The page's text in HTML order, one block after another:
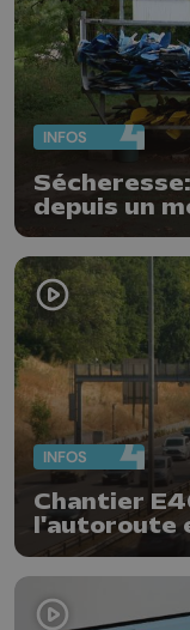
INFOS
depuis un
INFOS
Chantier
l'autoroute
Hauts-